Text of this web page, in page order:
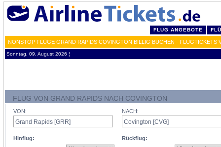
FLUG ANGEBOTE
NONSTOP FLÜGE GRAND RAPIDS COVINGTON BILLIG BUCHEN - FLUGTICKETS
Sonntag, 09. August 2026 ¦
FLUG VON GRAND RAPIDS NACH COVINGTON
VON:
Hinflug:
NACH:
Rückflug: